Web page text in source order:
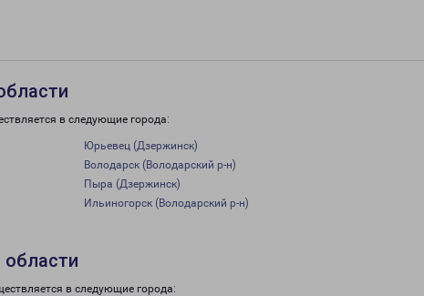
в следующие города:
Юрьевец (Дзержинск)
Володарск (Володарский р-н)
Пыра (Дзержинск)
Ильиногорск (Володарский р-н)
в следующие города: